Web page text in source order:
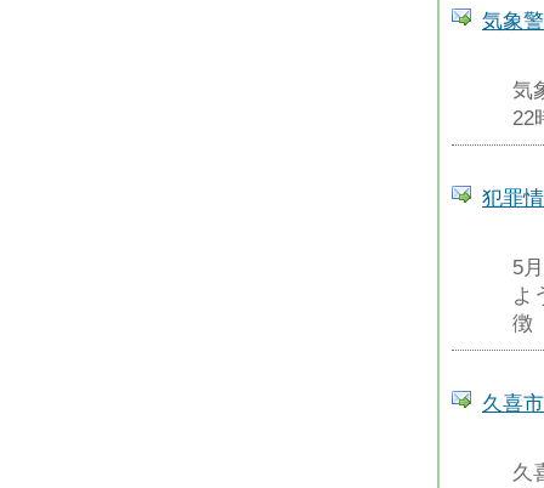
気象
気
22
犯罪
5
よ
徴
久喜
久